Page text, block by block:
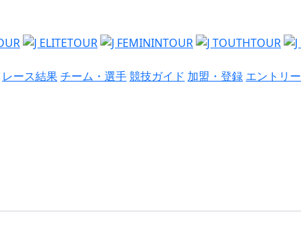
レース結果チーム・選手競技ガイド 加盟・登録 エントリー